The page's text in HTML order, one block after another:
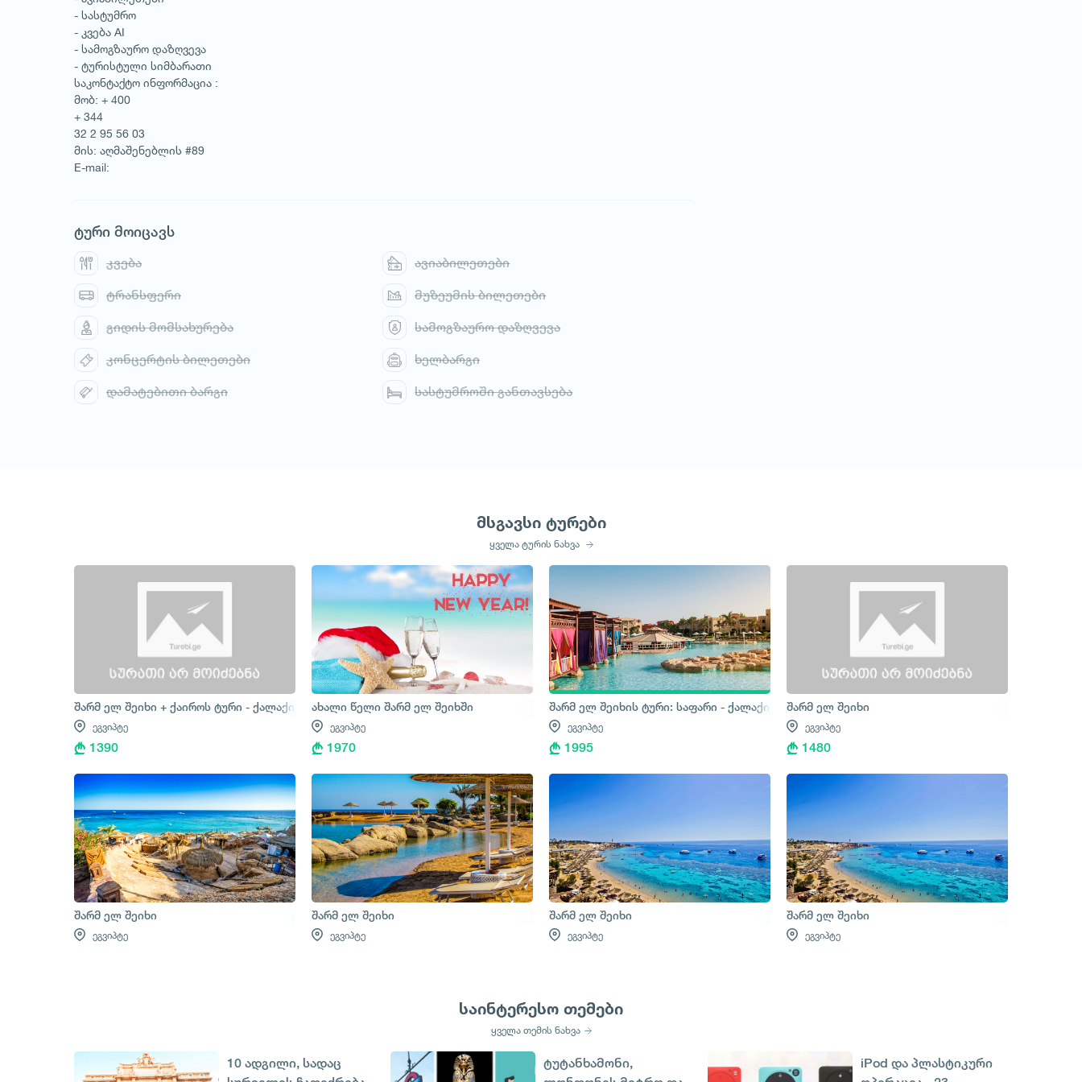
/ 1
- სასტუმრო
- კვება AI
- სამოგზაურო დაზღვევა
- ტურისტული სიმბარათი
საკონტაქტო ინფორმაცია :
მობ: + 400
+ 344
32 2 95 56 03
მის: აღმაშენებლის #89
E-mail:
ტური მოიცავს
კვება ავიაბილეთები
ტრანსფერი მუზეუმის ბილეთები
გიდის მომსახურება სამოგზაურო დაზღვევა
კონცერტის ბილეთები ხელბარგი
დამატებითი ბარგი სასტუმროში განთავსება
მსგავსი ტურები
ყველა ტურის ნახვა
შარმ ელ შეიხი + ქაიროს ტური - ქალაქის ტური + საფარის ტური
ეგვიპტე
1390
ახალი წელი შარმ ელ შეიხში
ეგვიპტე
1970
შარმ ელ შეიხის ტური: საფარი - ქალაქის ტური
ეგვიპტე
1995
შარმ ელ შეიხი
ეგვიპტე
1480
შარმ ელ შეიხი
ეგვიპტე
შარმ ელ შეიხი
ეგვიპტე
შარმ ელ შეიხი
ეგვიპტე
შარმ ელ შეიხი
ეგვიპტე
საინტერესო თემები
ყველა თემის ნახვა
10 ადგილი, სადაც
ტუტანხამონი,
iPod და პლასტიკური